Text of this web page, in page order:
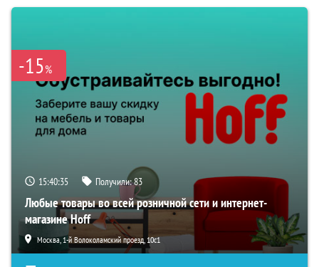
-15%
15:40:34 Получили:83
Любые товары во всей розничной сети и интернет-
магазине Hoff
Москва, 1-й Волоколамский проезд, 10с1